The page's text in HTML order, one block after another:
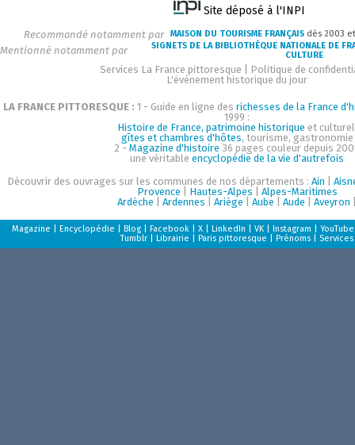
Site déposé à l'INPI
Recommandé notamment par MAISON DU TOURISME FRANÇAIS dès 2003
Mentionné notamment par
SIGNETS DE LA BIBLIOTHÈQUE NATIONALE DE
CULTURE
Services La France pittoresque
Politique de
L'événement historique du jour
LA FRANCE PITTORESQUE : 1 - Guide en ligne des richesses de la France
1999 :
Histoire de France, patrimoine historique et
gîtes et chambres d'hôtes, tourisme, gastronomie
2 - Magazine d'histoire 36 pages couleur depuis
une véritableencyclopédie de la vie d'autrefois
Découvrir des ouvrages sur les communes de nos départements :Ain |
Provence
Hautes-Alpes
Alpes-Maritimes
Ardèche |Ardennes |Ariège |Aube |Aude |Aveyron
Magazine |Encyclopédie |Blog |Facebook |X |LinkedIn |VK |Instagram |YouTube
Tumblr |Librairie |Paris pittoresque |Prénoms Services